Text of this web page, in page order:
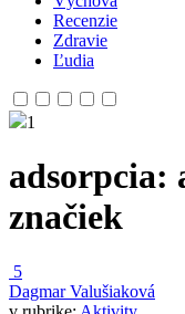
Recenzie
Zdravie
Ľudia
1
adsorpcia:
značiek
5
Dagmar Valušiaková